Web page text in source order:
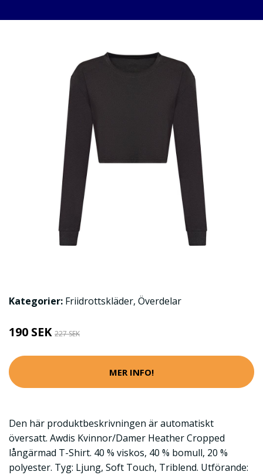
Kategorier: Friidrottskläder, Överdelar
190 SEK 227 SEK
MER INFO!
Den här produktbeskrivningen är automatiskt
översatt. Awdis Kvinnor/Damer Heather Cropped
långärmad T-Shirt. 40 % viskos, 40 % bomull, 20 %
polyester. Tyg: Ljung, Soft Touch, Triblend. Utförande: